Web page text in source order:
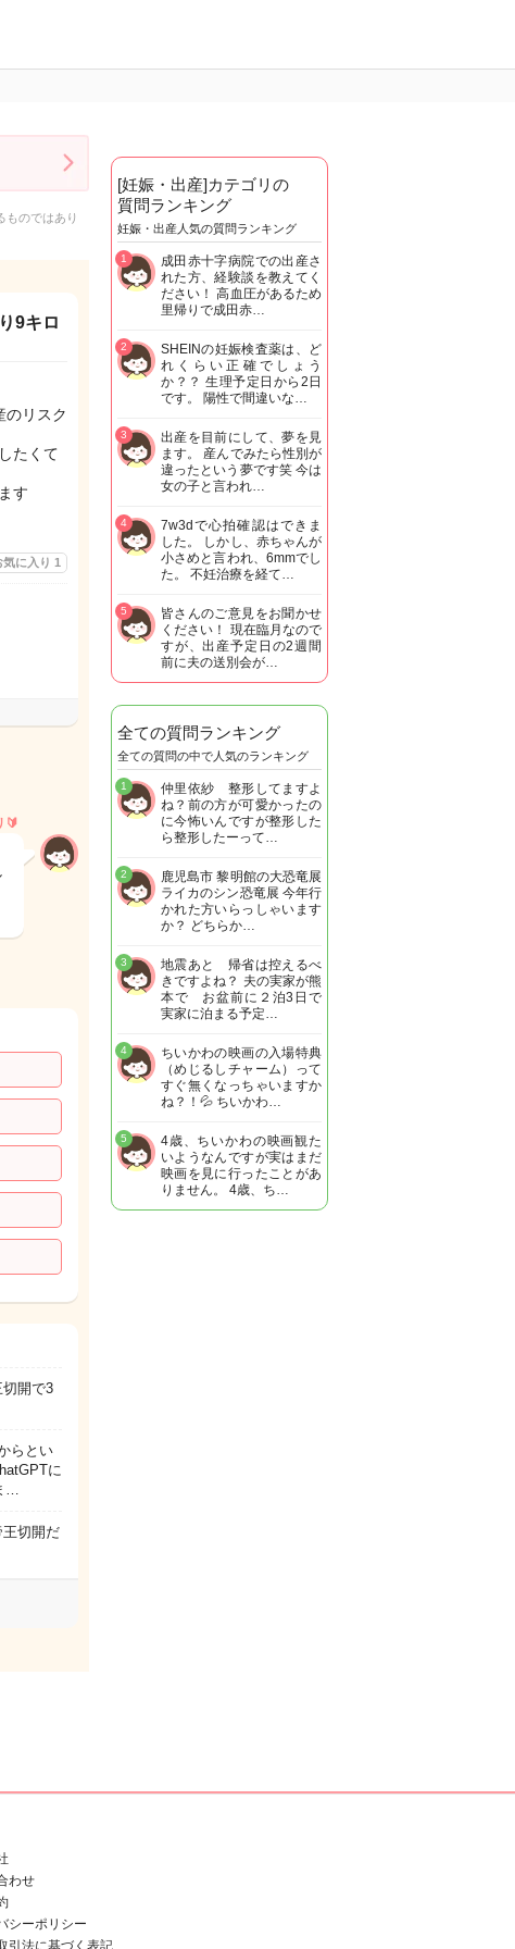
のではあり
9キロ
のリスク
たくて
す
気に入り 1
🔰
開で3
らとい
に
…
切開だ
[妊娠・出産]カテゴリの
質問ランキング
妊娠・出産人気の質問ランキング
成田赤十字病院での出産さ
れた方、経験談を教えてく
ださい！ 高血圧があるため
里帰りで成田赤…
1
SHEINの妊娠検査薬は、ど
れくらい正確でしょう
か？？ 生理予定日から2日
です。 陽性で間違いな…
2
出産を目前にして、夢を見
ます。 産んでみたら性別が
違ったという夢です笑 今は
女の子と言われ…
3
7w3dで心拍確認はできま
した。 しかし、赤ちゃんが
小さめと言われ、6mmでし
た。 不妊治療を経て…
4
皆さんのご意見をお聞かせ
ください！ 現在臨月なので
すが、出産予定日の2週間
前に夫の送別会が…
5
全ての質問ランキング
全ての質問の中で人気のランキング
仲里依紗 整形してますよ
ね？前の方が可愛かったの
に今怖いんですが整形した
ら整形したーって…
1
鹿児島市 黎明館の大恐竜展
ライカのシン恐竜展 今年行
かれた方いらっしゃいます
か？ どちらか…
2
地震あと 帰省は控えるべ
きですよね？ 夫の実家が熊
本で お盆前に２泊3日で
実家に泊まる予定…
3
ちいかわの映画の入場特典
（めじるしチャーム）って
すぐ無くなっちゃいますか
ね？！💦 ちいかわ…
4
4歳、ちいかわの映画観た
いようなんですが実はまだ
映画を見に行ったことがあ
りません。 4歳、ち…
5
わせ
シーポリシー
引法に基づく表記